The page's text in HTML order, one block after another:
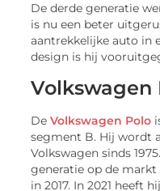
De derde generatie
is nu een beter
aantrekkelijke auto in
design is hij
Volkswagen
DeVolkswagen Polo
segment B. Hij wordt
Volkswagen sinds
generatie op de markt
in 2017. In 2021 heeft